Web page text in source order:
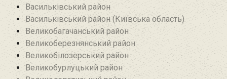
Васильківський район
Васильківський район (Київська область)
Великобагачанський район
Великоберезнянський район
Великобілозерський район‎
Великобурлуцький район